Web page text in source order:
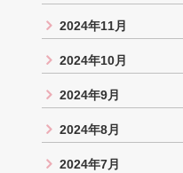
2024年11月
2024年10月
2024年9月
2024年8月
2024年7月